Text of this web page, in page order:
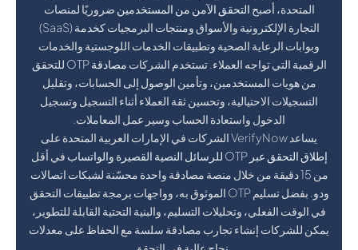
المتحدة، أصبح التحقق الآمن من المستخدمين ضروريًا لمنصات
التجارة الإلكترونية والأسواق ومنتجات البرمجيات كخدمة (SaaS)
وبوابات الرعاية الصحية وتطبيقات الخدمات اللوجستية والخدمات
الرقمية التي تواجه العملاء. تستخدم الشركات مصادقة OTP
للتحقق
من هويات المستخدمين، وتأمين الوصول إلى الحسابات، وتقليل
التسجيلات الاحتيالية، وتحسين ثقة العملاء أثناء التسجيل وتسجيل
الدخول واستعادة الحساب وسير عمل المعاملات.
يساعد VerifyNow الشركات في الإمارات العربية المتحدة على
إطلاق التحقق عبر OTP للرسائل النصية القصيرة والواتساب
في أقل
من 15 دقيقة من خلال منصة مصادقة واحدة محسّنة لشبكات اتصالات
ودو. بفضل تسليم OTP الموثوق به، وواجهات برمجة تطبيقات التحقق
في الوقت الفعلي، وتحليلات التسليم، والبنية التحتية القابلة للتطوير،
يمكن للشركات إنشاء تجارب مصادقة سلسة مع الحفاظ على معدلات